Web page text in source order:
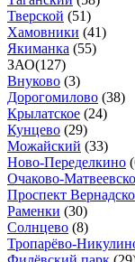
Тверской (51)
Хамовники (41)
Якиманка (55)
ЗАО(127)
Внуково (3)
Дорогомилово (38)
Крылатское (24)
Кунцево (29)
Можайский (33)
Ново-Переделкино (
Очаково-
Проспект
Раменки (30)
Солнцево (8)
Тропарёво-